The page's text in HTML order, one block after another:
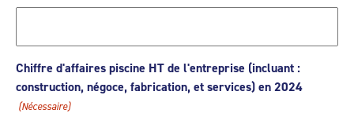
Chiffre d'affaires piscine HT de l'entreprise (incluant :
construction, négoce, fabrication, et services) en 2024
(Nécessaire)